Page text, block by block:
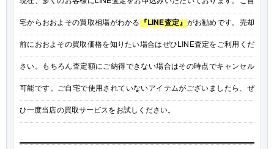
宅からおおよその買取相場がわかる『LINE査定』がお勧めです。売却
前におおよその買取価格を知りたい場合はぜひLINE査定をご利用くだ
さい。もちろん査定額にご納得できない場合はその時点でキャンセル
可能です。ご自宅で使用されていないアイテムがございましたら、ぜ
ひ一度当店の買取サービスをお試しください。